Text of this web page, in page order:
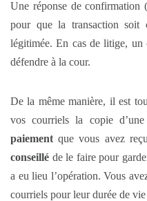
Une réponse de confirmation
pour que la transaction soit
légitimée. En cas de litige,
défendre à la cour.
De la même manière, il est
vos courriels la copie
paiement que vous avez
conseillé de le faire pour
a eu lieu l’opération. Vous
courriels pour leur durée de